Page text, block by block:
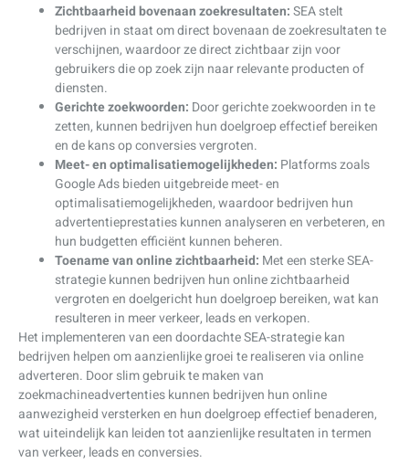
Zichtbaarheid bovenaan zoekresultaten:SEA stelt
bedrijven in staat om direct bovenaan de zoekresultaten te
verschijnen, waardoor ze direct zichtbaar zijn voor
gebruikers die op zoek zijn naar relevante producten of
diensten.
Gerichte zoekwoorden: Door gerichte zoekwoorden in te
zetten, kunnen bedrijven hun doelgroep effectief bereiken
en de kans op conversies vergroten.
Meet- en optimalisatiemogelijkheden: Platforms zoals
Google Ads bieden uitgebreide meet- en
optimalisatiemogelijkheden, waardoor bedrijven hun
advertentieprestaties kunnen analyseren en verbeteren, en
hun budgetten efficiënt kunnen beheren.
Toename van online zichtbaarheid: Met een sterke SEA-
strategie kunnen bedrijven hun online zichtbaarheid
vergroten en doelgericht hun doelgroep bereiken, wat kan
resulteren in meer verkeer, leads en verkopen.
Het implementeren van een doordachte SEA-strategie kan
bedrijven helpen om aanzienlijke groei te realiseren via online
adverteren. Door slim gebruik te maken van
zoekmachineadvertenties kunnen bedrijven hun online
aanwezigheid versterken en hun doelgroep effectief benaderen,
wat uiteindelijk kan leiden tot aanzienlijke resultaten in termen
van verkeer, leads en conversies.